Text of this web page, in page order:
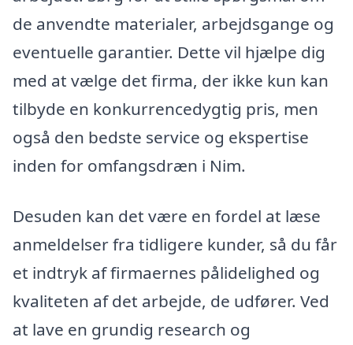
de anvendte materialer, arbejdsgange og
eventuelle garantier. Dette vil hjælpe dig
med at vælge det firma, der ikke kun kan
tilbyde en konkurrencedygtig pris, men
også den bedste service og ekspertise
inden for omfangsdræn i Nim.
Desuden kan det være en fordel at læse
anmeldelser fra tidligere kunder, så du får
et indtryk af firmaernes pålidelighed og
kvaliteten af det arbejde, de udfører. Ved
at lave en grundig research og